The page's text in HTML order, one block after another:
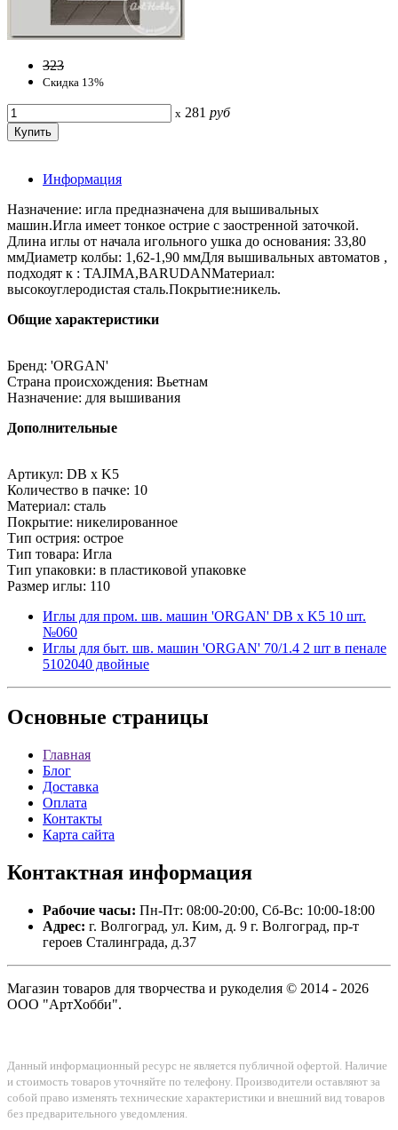
323
Скидка 13%
x 281 руб
Информация
Назначение: игла предназначена для вышивальных
машин.Игла имеет тонкое острие с заостренной заточкой.
Длина иглы от начала игольного ушка до основания: 33,80
ммДиаметр колбы: 1,62-1,90 ммДля вышивальных автоматов ,
подходят к : TAJIMA,BARUDANМатериал:
высокоуглеродистая сталь.Покрытие:никель.
Общие характеристики
Бренд: 'ORGAN'
Страна происхождения: Вьетнам
Назначение: для вышивания
Дополнительные
Артикул: DB x K5
Количество в пачке: 10
Материал: сталь
Покрытие: никелированное
Тип острия: острое
Тип товара: Игла
Тип упаковки: в пластиковой упаковке
Размер иглы: 110
Иглы для пром. шв. машин 'ORGAN' DB x K5 10 шт.
№060
Иглы для быт. шв. машин 'ORGAN' 70/1.4 2 шт в пенале
5102040 двойные
Основные страницы
Главная
Блог
Доставка
Оплата
Контакты
Карта сайта
Контактная информация
Рабочие часы: Пн-Пт: 08:00-20:00, Сб-Вс: 10:00-18:00
Адрес: г. Волгоград, ул. Ким, д. 9 г. Волгоград, пр-т
героев Сталинграда, д.37
Магазин товаров для творчества и рукоделия © 2014 - 2026
ООО "АртХобби".
Данный информационный ресурс не является публичной офертой. Наличие
и стоимость товаров уточняйте по телефону. Производители оставляют за
собой право изменять технические характеристики и внешний вид товаров
без предварительного уведомления.